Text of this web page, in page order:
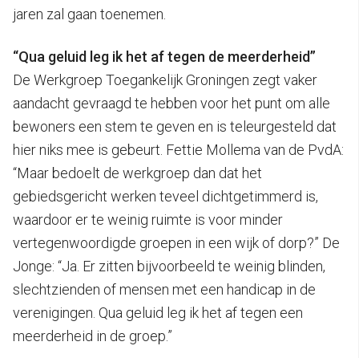
jaren zal gaan toenemen.
“Qua geluid leg ik het af tegen de meerderheid”
De Werkgroep Toegankelijk Groningen zegt vaker
aandacht gevraagd te hebben voor het punt om alle
bewoners een stem te geven en is teleurgesteld dat
hier niks mee is gebeurt. Fettie Mollema van de PvdA:
“Maar bedoelt de werkgroep dan dat het
gebiedsgericht werken teveel dichtgetimmerd is,
waardoor er te weinig ruimte is voor minder
vertegenwoordigde groepen in een wijk of dorp?” De
Jonge: “Ja. Er zitten bijvoorbeeld te weinig blinden,
slechtzienden of mensen met een handicap in de
verenigingen. Qua geluid leg ik het af tegen een
meerderheid in de groep.”